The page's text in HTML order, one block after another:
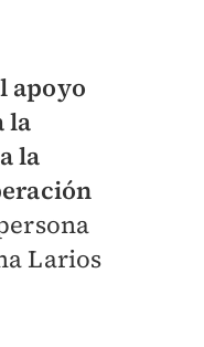
apoyo
la
la
Larios